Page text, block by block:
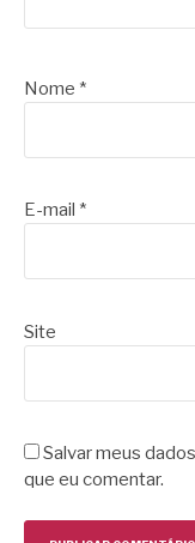
Nome *
E-mail *
Site
Salvar meus
que eu comentar.